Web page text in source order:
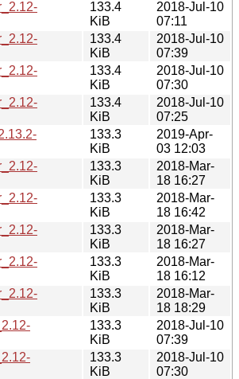
133.4
KiB
2018-Jul-10
07:11
133.4
KiB
2018-Jul-10
07:39
133.4
KiB
2018-Jul-10
07:30
133.4
KiB
2018-Jul-10
07:25
133.3
KiB
2019-Apr-
03 12:03
133.3
KiB
2018-Mar-
18 16:27
133.3
KiB
2018-Mar-
18 16:42
133.3
KiB
2018-Mar-
18 16:27
133.3
KiB
2018-Mar-
18 16:12
133.3
KiB
2018-Mar-
18 18:29
133.3
KiB
2018-Jul-10
07:39
133.3
KiB
2018-Jul-10
07:30